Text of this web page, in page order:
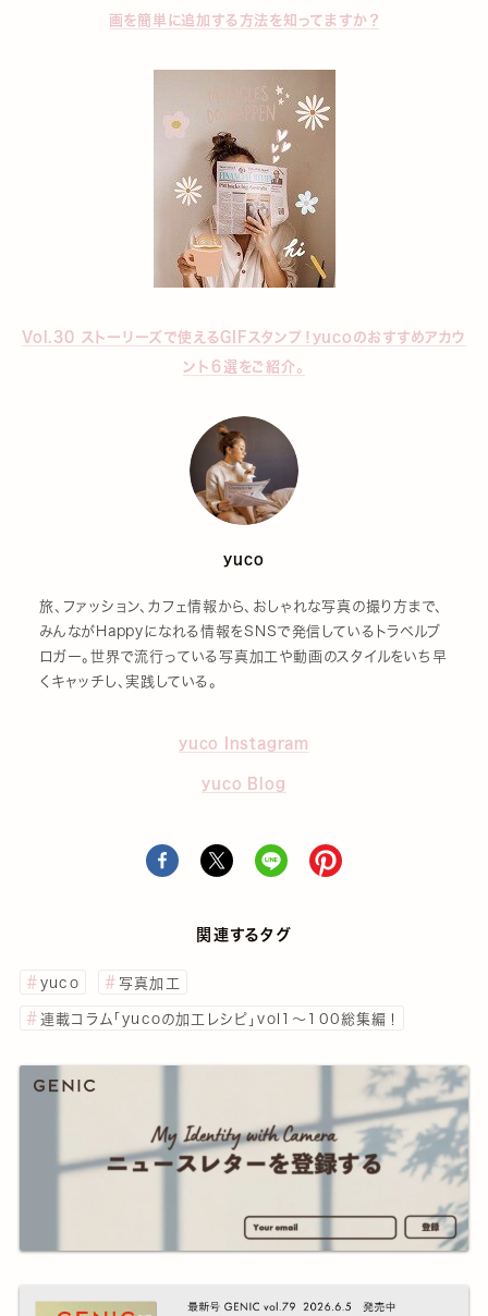
画を簡単に追加する方法を知ってますか？
Vol.30 ストーリーズで使えるGIFスタンプ！yucoのおすすめアカウ
ント６選をご紹介。
yuco
旅、ファッション、カフェ情報から、おしゃれな写真の撮り方まで、
みんながHappyになれる情報をSNSで発信しているトラベルブ
ロガー。世界で流行っている写真加工や動画のスタイルをいち早
くキャッチし、実践している。
yuco Instagram
yuco Blog
関連するタグ
yuco 写真加工
連載コラム「yucoの加工レシピ」vol1～100総集編！